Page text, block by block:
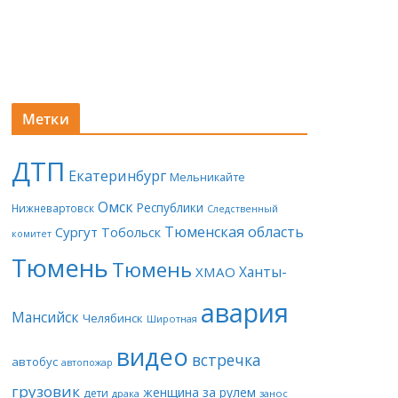
Метки
ДТП Екатеринбург Мельникайте
Нижневартовск Омск Республики Следственный
комитет Сургут Тобольск Тюменская область
ТюменьТюмень ХМАО Ханты-
Мансийск Челябинск Широтная авария
автобус автопожар видео встречка
грузовик дети драка женщина за рулем занос